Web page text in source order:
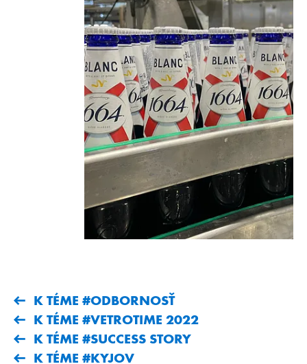
K TÉME #ODBORNOSŤ
K TÉME #VETROTIME 2022
K TÉME #SUCCESS STORY
K TÉME #KYJOV